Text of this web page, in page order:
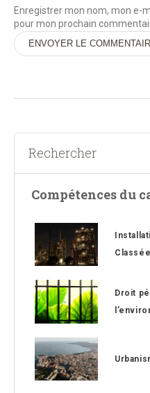
Enregistrer mon nom, mon e-
pour mon prochain
Compétences du
Droit